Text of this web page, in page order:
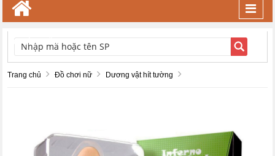
TÌM KIẾM
Trang chủ Đồ chơi nữ Dương vật hít tường